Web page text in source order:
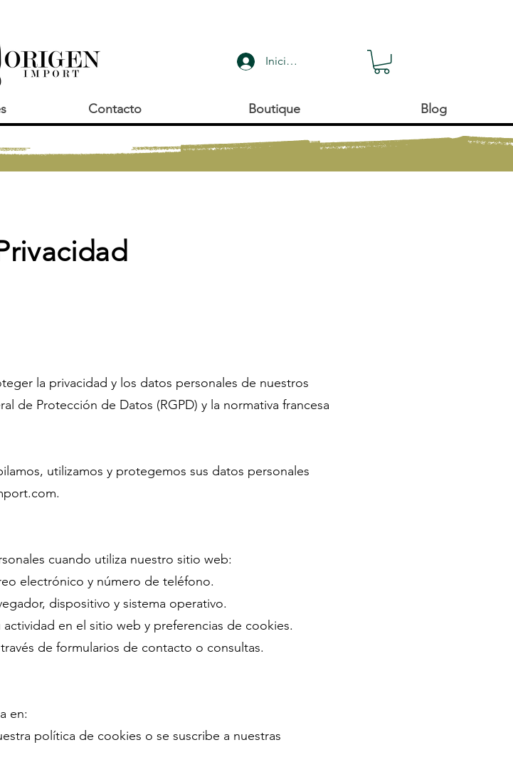
Iniciar sesión
Contacto Boutique Blog
la privacidad y los datos personales de nuestros
de Protección de Datos (RGPD) y la normativa francesa
utilizamos y protegemos sus datos personales
.
cuando utiliza nuestro sitio web:
electrónico y número de teléfono.
dispositivo y sistema operativo.
en el sitio web y preferencias de cookies.
de formularios de contacto o consultas.
en:
política de cookies o se suscribe a nuestras